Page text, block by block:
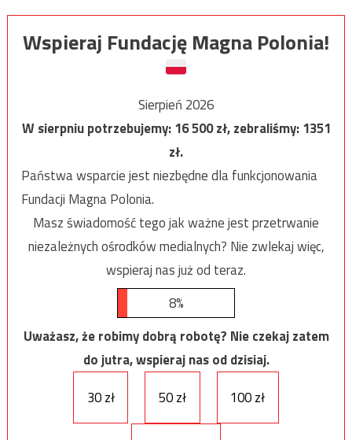
Wspieraj Fundację Magna Polonia!
Sierpień 2026
W sierpniu potrzebujemy:16 500zł, zebraliśmy:1351
zł.
Państwa wsparcie jest niezbędne dla funkcjonowania
Fundacji Magna Polonia.
Masz świadomość tego jak ważne jest przetrwanie
niezależnych ośrodków medialnych? Nie zwlekaj więc,
wspieraj nas już od teraz.
8%
Uważasz, że robimy dobrą robotę? Nie czekaj zatem
do jutra, wspieraj nas od dzisiaj.
30 zł
50 zł 100 zł